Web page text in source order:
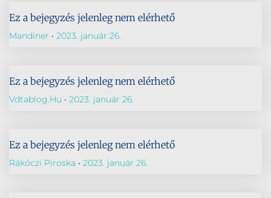
Ez a bejegyzés jelenleg nem elérhető
Mandiner 2023. január 26.
Ez a bejegyzés jelenleg nem elérhető
Vdtablog.hu 2023. január 26.
Ez a bejegyzés jelenleg nem elérhető
Rákóczi Piroska 2023. január 26.